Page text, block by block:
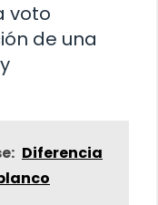
voto
de una
Diferencia